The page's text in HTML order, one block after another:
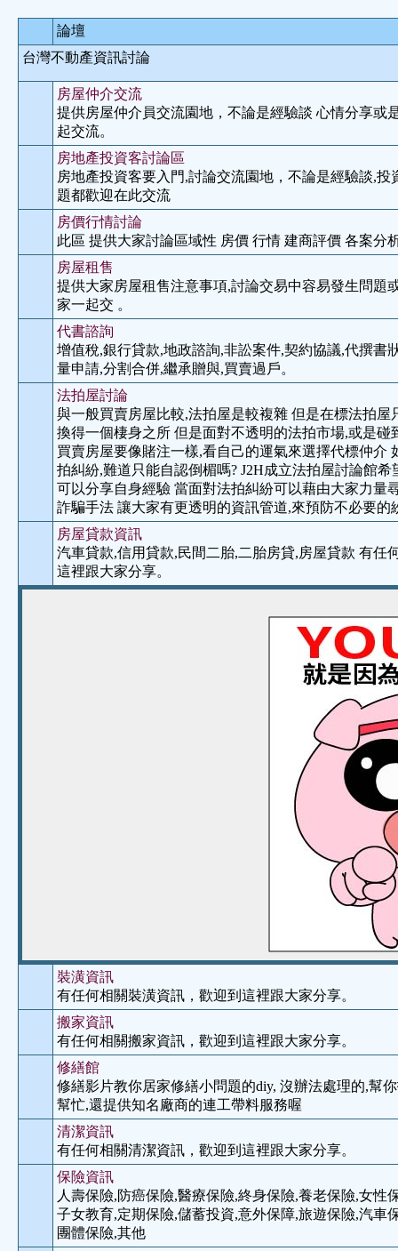
論壇
台灣不動產資訊討論
房屋仲介交流
提供房屋仲介員交流園地，不論是經驗談 心情分享或
起交流。
房地產投資客討論區
房地產投資客要入門,討論交流園地，不論是經驗談,投
題都歡迎在此交流
房價行情討論
此區 提供大家討論區域性 房價 行情 建商評價 各案分
房屋租售
提供大家房屋租售注意事項,討論交易中容易發生問題
家一起交 。
代書諮詢
增值稅,銀行貸款,地政諮詢,非訟案件,契約協議,代撰書
量申請,分割合併,繼承贈與,買賣過戶。
法拍屋討論
與一般買賣房屋比較,法拍屋是較複雜 但是在標法拍屋
換得一個棲身之所 但是面對不透明的法拍市場,或是碰
買賣房屋要像賭注一樣,看自己的運氣來選擇代標仲介
拍糾紛,難道只能自認倒楣嗎? J2H成立法拍屋討論館
可以分享自身經驗 當面對法拍糾紛可以藉由大家力量
詐騙手法 讓大家有更透明的資訊管道,來預防不必要的
房屋貸款資訊
汽車貸款,信用貸款,民間二胎,二胎房貸,房屋貸款 有任
這裡跟大家分享。
裝潢資訊
有任何相關裝潢資訊，歡迎到這裡跟大家分享。
搬家資訊
有任何相關搬家資訊，歡迎到這裡跟大家分享。
修繕館
修繕影片教你居家修繕小問題的diy, 沒辦法處理的,幫
幫忙,還提供知名廠商的連工帶料服務喔
清潔資訊
有任何相關清潔資訊，歡迎到這裡跟大家分享。
保險資訊
人壽保險,防癌保險,醫療保險,終身保險,養老保險,女性
子女教育,定期保險,儲蓄投資,意外保障,旅遊保險,汽車
團體保險,其他